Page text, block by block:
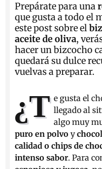
Prepárate para una
que gusta a todo el
este post sobre el
aceite de oliva,
hacer un bizcocho
quedará su dulce
vuelvas a preparar.
¿T e gusta el
llegado al
algo muy
puro en polvo y
calidad o chips de
intenso sabor. Para